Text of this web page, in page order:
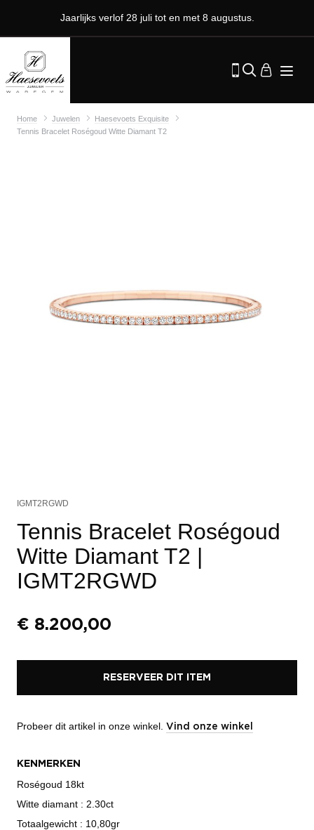
Jaarlijks verlof 28 juli tot en met 8 augustus.
Home Juwelen
Haesevoets Exquisite
Tennis Bracelet Roségoud Witte Diamant T2
IGMT2RGWD
Tennis Bracelet Roségoud
Witte Diamant T2 |
IGMT2RGWD
€ 8.200,00
RESERVEER DIT ITEM
Probeer dit artikel in onze winkel. Vind onze winkel
KENMERKEN
Roségoud 18kt
Witte diamant : 2.30ct
Totaalgewicht : 10,80gr